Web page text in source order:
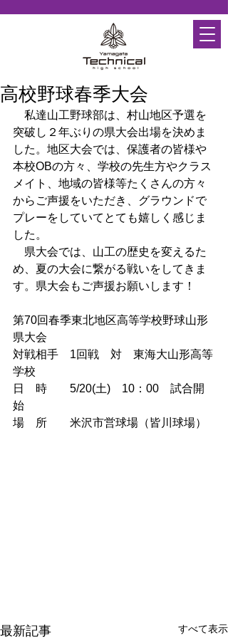
高校野球春季大会
私達山工野球部は、村山地区予選を
突破し２年ぶりの県大会出場を決めま
した。地区大会では、保護者の皆様や
本校OBの方々、学校の先生方やクラス
メイト、地域の皆様等たくさんの方々
からご声援をいただき、グラウンドで
プレーをしていてとても嬉しく感じま
した。
県大会では、山工の歴史を変えるた
め、夏の大会に繋がる戦いをしてきま
す。県大会もご声援お願いします！
第70回春季東北地区高等学校野球山形
県大会
対戦相手　1回戦　対　東海大山形高等
学校
日　時　　5/20(土)　10：00　試合開
始
場　所　　米沢市営球場（皆川球場）
最新記事 すべて表示